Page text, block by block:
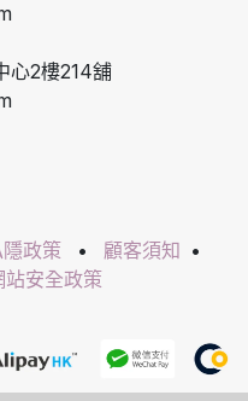
心2樓214舖
政策 • 顧客須知 •
站安全政策